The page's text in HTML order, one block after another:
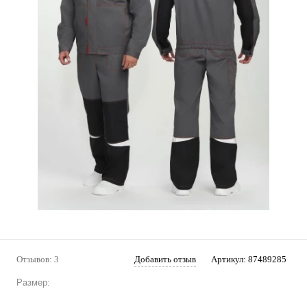
Отзывов: 3 Добавить отзыв Артикул: 87489285
Размер: